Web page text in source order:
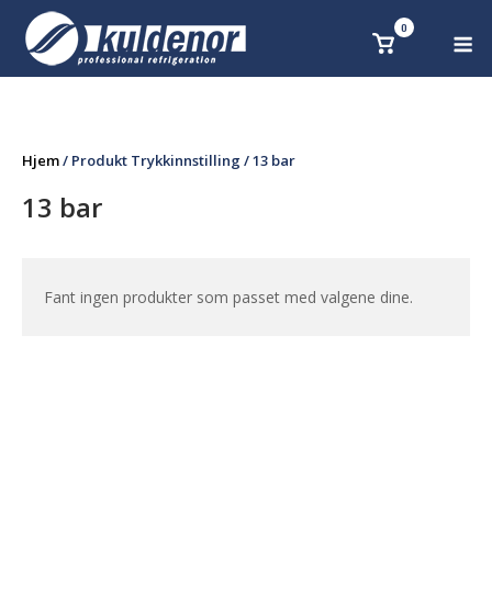
content
Se 0
Hjem/ Produkt Trykkinnstilling / 13 bar
13 bar
Fant ingen produkter som passet med valgene dine.